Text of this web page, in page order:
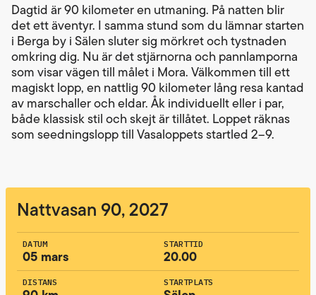
Dagtid är 90 kilometer en utmaning. På natten blir
det ett äventyr. I samma stund som du lämnar starten
i Berga by i Sälen sluter sig mörkret och tystnaden
omkring dig. Nu är det stjärnorna och pannlamporna
som visar vägen till målet i Mora. Välkommen till ett
magiskt lopp, en nattlig 90 kilometer lång resa kantad
av marschaller och eldar. Åk individuellt eller i par,
både klassisk stil och skejt är tillåtet. Loppet räknas
som seedningslopp till Vasaloppets startled 2–9.
Nattvasan 90, 2027
DATUM
05 mars
STARTTID
20.00
DISTANS STARTPLATS